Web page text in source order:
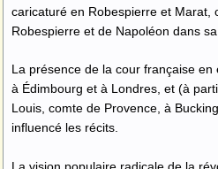
caricaturé en Robespierre et Marat,
Robespierre et de Napoléon dans sa
La présence de la cour française en
à Édimbourg et à Londres, et (à
Louis, comte de Provence, à
influencé les récits.
La vision populaire radicale de la